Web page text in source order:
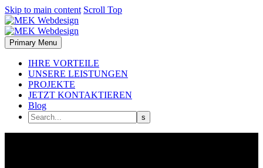
Skip to main content Scroll Top
Primary Menu
IHRE VORTEILE
UNSERE LEISTUNGEN
PROJEKTE
JETZT KONTAKTIEREN
Blog